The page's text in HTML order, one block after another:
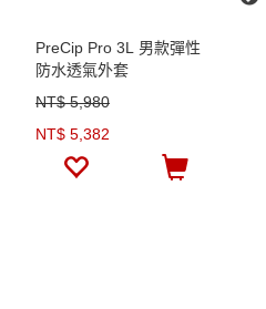
PreCip Pro 3L 男款彈性
防水透氣外套
NT$ 5,980
NT$ 5,382